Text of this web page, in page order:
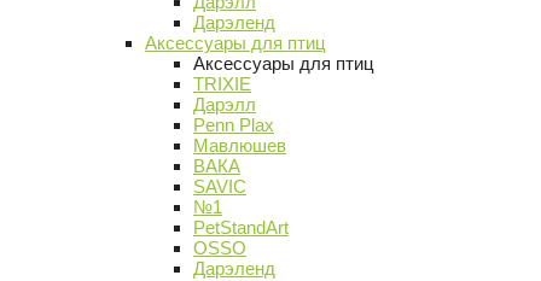
Дарэленд
Аксессуары для птиц
Аксессуары для птиц
TRIXIE
Дарэлл
Penn Plax
Мавлюшев
ВАКА
SAVIC
№1
PetStandArt
OSSO
Дарэленд